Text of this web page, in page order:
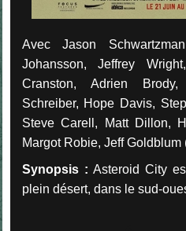
Avec Jason
Johansson, Jeffrey
Cranston, Adrien
Schreiber, Hope Davis,
Steve Carell, Matt Dillon,
Margot Robie, Jeff Goldblum
Synopsis : Asteroid City
plein désert, dans le sud-